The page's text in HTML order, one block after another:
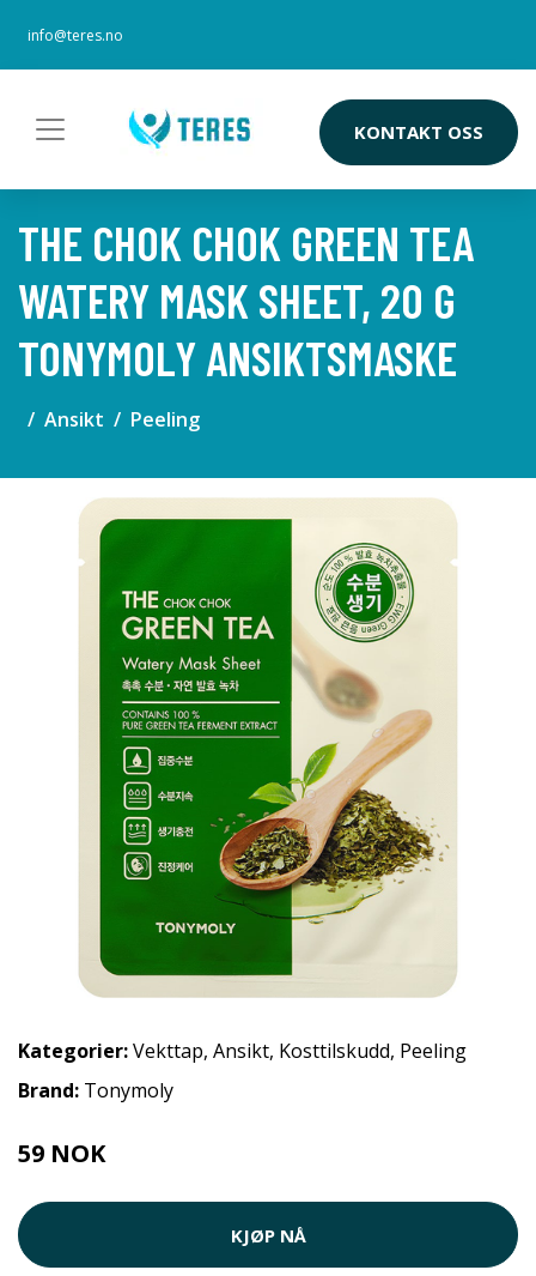
info@teres.no
KONTAKT OSS
THE CHOK CHOK GREEN TEA
WATERY MASK SHEET, 20 G
TONYMOLY ANSIKTSMASKE
Ansikt Peeling
Kategorier:Vekttap, Ansikt, Kosttilskudd, Peeling
Brand: Tonymoly
59 NOK
KJØP NÅ